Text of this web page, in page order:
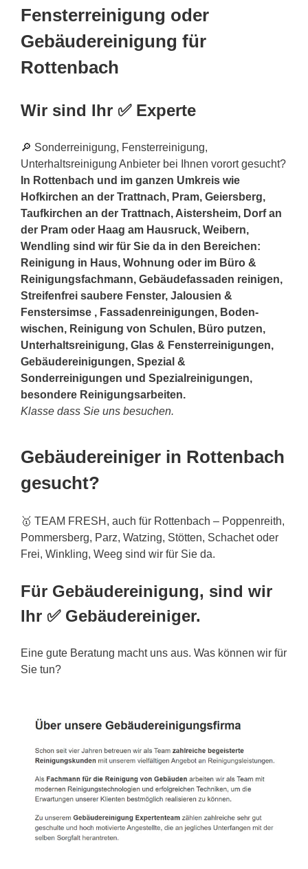
Fensterreinigung oder
Gebäudereinigung für
Rottenbach
Wir sind Ihr ✅ Experte
🔎 Sonderreinigung, Fensterreinigung,
Unterhaltsreinigung Anbieter bei Ihnen vorort gesucht?
In Rottenbach und im ganzen Umkreis wie
Hofkirchen an der Trattnach, Pram, Geiersberg,
Taufkirchen an der Trattnach, Aistersheim, Dorf an
der Pram oder Haag am Hausruck, Weibern,
Wendling sind wir für Sie da in den Bereichen:
Reinigung in Haus, Wohnung oder im Büro &
Reinigungsfachmann, Gebäudefassaden reinigen,
Streifenfrei saubere Fenster, Jalousien &
Fenstersimse , Fassadenreinigungen, Boden-
wischen, Reinigung von Schulen, Büro putzen,
Unterhaltsreinigung, Glas & Fensterreinigungen,
Gebäudereinigungen, Spezial &
Sonderreinigungen und Spezialreinigungen,
besondere Reinigungsarbeiten.
Klasse dass Sie uns besuchen.
Gebäudereiniger in Rottenbach
gesucht?
🥇 TEAM FRESH, auch für Rottenbach – Poppenreith,
Pommersberg, Parz, Watzing, Stötten, Schachet oder
Frei, Winkling, Weeg sind wir für Sie da.
Für Gebäudereinigung, sind wir
Ihr ✅ Gebäudereiniger.
Eine gute Beratung macht uns aus. Was können wir für
Sie tun?